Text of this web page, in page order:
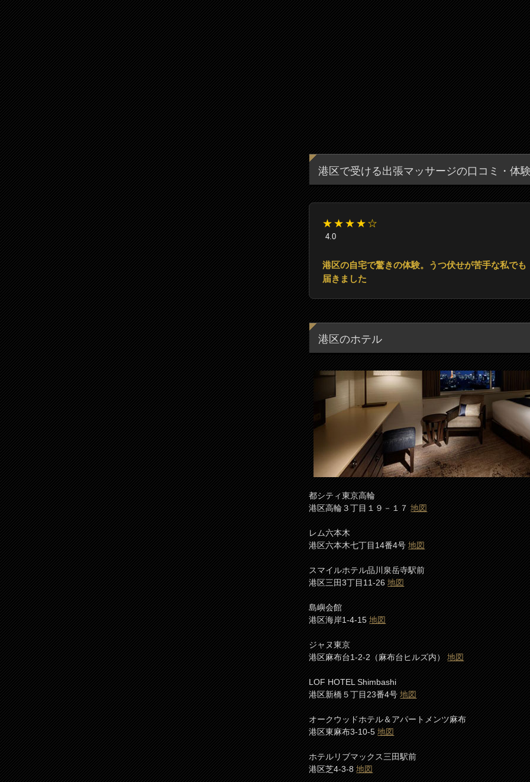
港区で受ける出張マッサージの口コミ・体
★★★★☆
4.0
港区の自宅で驚きの体験。うつ伏せが苦手な私で
届きました
港区のホテル
都シティ東京高輪
港区高輪３丁目１９－１７地図
レム六本木
港区六本木七丁目14番4号地図
スマイルホテル品川泉岳寺駅前
港区三田3丁目11-26地図
島嶼会館
港区海岸1-4-15地図
ジャヌ東京
港区麻布台1-2-2（麻布台ヒルズ内）地図
LOF HOTEL Shimbashi
港区新橋５丁目23番4号地図
オークウッドホテル＆アパートメンツ麻布
港区東麻布3-10-5地図
ホテルリブマックス三田駅前
港区芝4-3-8地図